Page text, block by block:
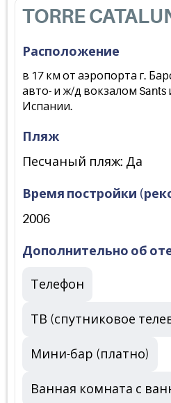
TORRE
Расположение
в 17 км от аэропорта г.
авто- и ж/д вокзалом
Испании.
Пляж
Песчаный пляж: Да
Время постройки
2006
Дополнительно об
Телефон
ТВ (спутниковое
Мини-бар (платно)
Ванная комната с